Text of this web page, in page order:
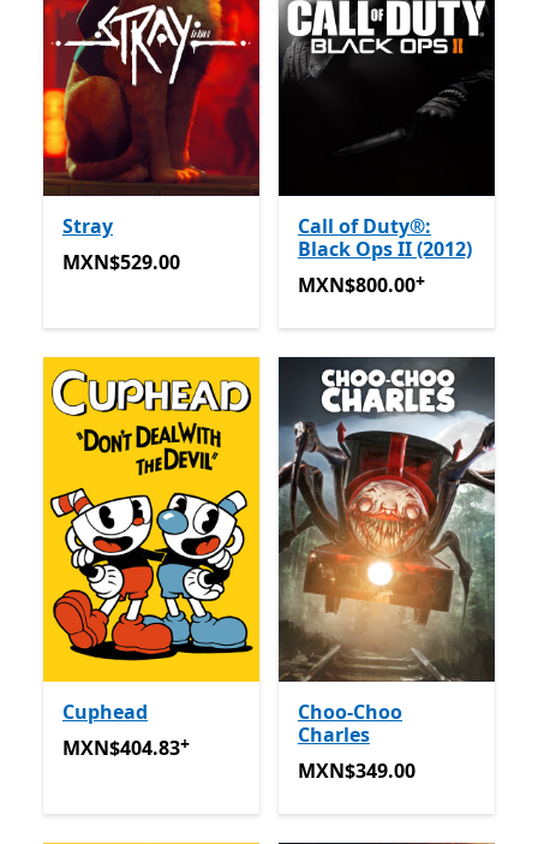
Stray
MXN$529.00
MXN$529.00
Call of Duty®:
Black Ops II (2012)
MXN$800.00Ofrece
MXN$800.00+
Cuphead
MXN$404.83Ofrece compras dentro de la aplicación
MXN$404.83+
Choo-Choo
Charles
MXN$349.00
MXN$349.00